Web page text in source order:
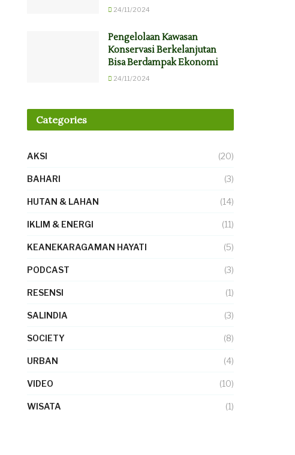
24/11/2024
Pengelolaan Kawasan
Konservasi Berkelanjutan
Bisa Berdampak Ekonomi
24/11/2024
Categories
AKSI (20)
BAHARI (3)
HUTAN & LAHAN (14)
IKLIM & ENERGI (11)
KEANEKARAGAMAN HAYATI (5)
PODCAST (3)
RESENSI (1)
SALINDIA (3)
SOCIETY (8)
URBAN (4)
VIDEO (10)
WISATA (1)